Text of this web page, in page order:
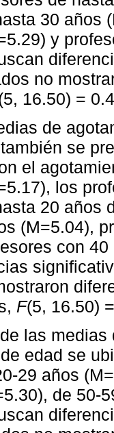
30 años
y
no
16.50) =
de
se
el
los
20 años
(M=5.04),
con
F(5, 16.50)
las
edad se
29 años
de 50-